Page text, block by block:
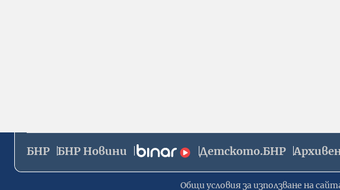
БНР БНР Новини Детското.БНР
Общи условия за използване на